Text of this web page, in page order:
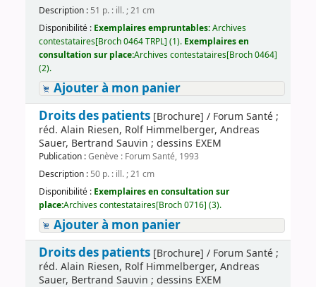
Description : 51 p. : ill. ; 21 cm
Disponibilité : Exemplaires empruntables:Archives
contestataires[Broch 0464 TRPL] (1). Exemplaires en
consultation sur place:Archives contestataires[Broch 0464]
(2).
Ajouter à mon panier
Droits des patients[Brochure] / Forum Santé ;
réd. Alain Riesen, Rolf Himmelberger, Andreas
Sauer, Bertrand Sauvin ; dessins EXEM
Publication :Genève : Forum Santé, 1993
Description : 50 p. : ill. ; 21 cm
Disponibilité : Exemplaires en consultation sur
place:Archives contestataires[Broch 0716] (3).
Ajouter à mon panier
Droits des patients[Brochure] / Forum Santé ;
réd. Alain Riesen, Rolf Himmelberger, Andreas
Sauer, Bertrand Sauvin ; dessins EXEM